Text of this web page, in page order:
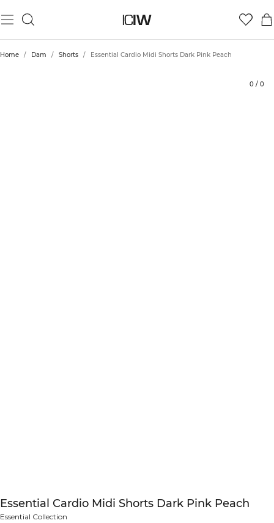
Home / Dam / Shorts / Essential Cardio Midi Shorts Dark Pink Peach
0 / 0
Essential Cardio Midi Shorts Dark Pink Peach
Essential Collection